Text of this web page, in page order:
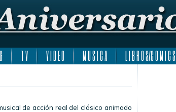
T V V I D E O M U S I C A L I B R O S/C O M I C S
de acción real del clásico animado